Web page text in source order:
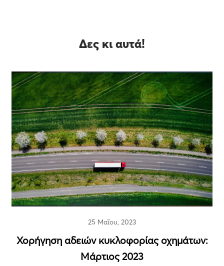
Δες κι αυτά!
25 Μαΐου, 2023
Χορήγηση αδειών κυκλοφορίας οχημάτων:
Μάρτιος 2023